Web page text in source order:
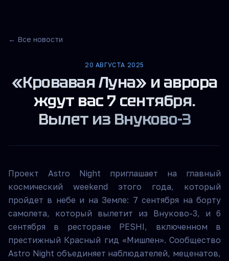
← Все новости
20 АВГУСТА 2025
«Кровавая Луна» и аврора
ждут вас 7 сентября.
Вылет из Внуково-3
Проект Astro Night приглашает на главный
космический weekend этого года, который
пройдет в небе и на Земле: 7 сентября на борту
самолета, который вылетит из Внуково-3, и 6
сентября в ресторане PESHI, включенном в
престижный Красный гид «Мишлен». Сообщество
Astro Night объединяет наблюдателей, меценатов,